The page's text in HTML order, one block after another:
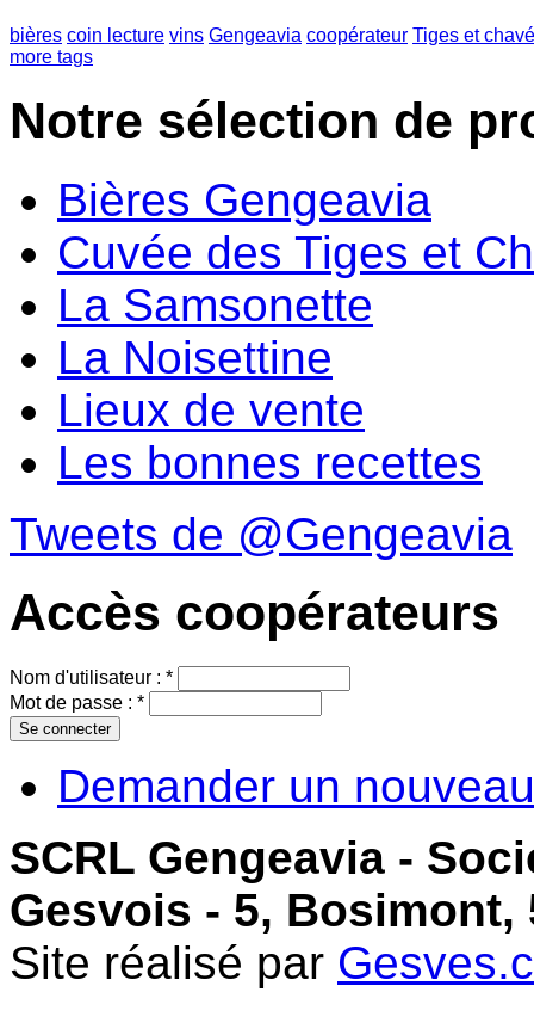
bières coin lecture vins Gengeavia coopérateur Tiges et
more tags
Notre sélection de
Bières Gengeavia
Cuvée des Tiges et
La Samsonette
La Noisettine
Lieux de vente
Les bonnes recettes
Tweets de @Gengeavia
Accès coopérateurs
Nom d'utilisateur : *
Mot de passe : *
Demander un
SCRL Gengeavia -
Gesvois - 5, Bosimont,
Site réalisé par